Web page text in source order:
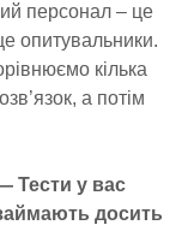
персонал – це
опитувальники.
кілька
а потім
Тести у вас
досить